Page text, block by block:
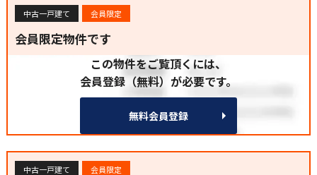
中古一戸建て 会員限定
会員限定物件です
この物件をご覧頂くには、
会員登録（無料）が必要です。
無料会員登録
中古一戸建て 会員限定